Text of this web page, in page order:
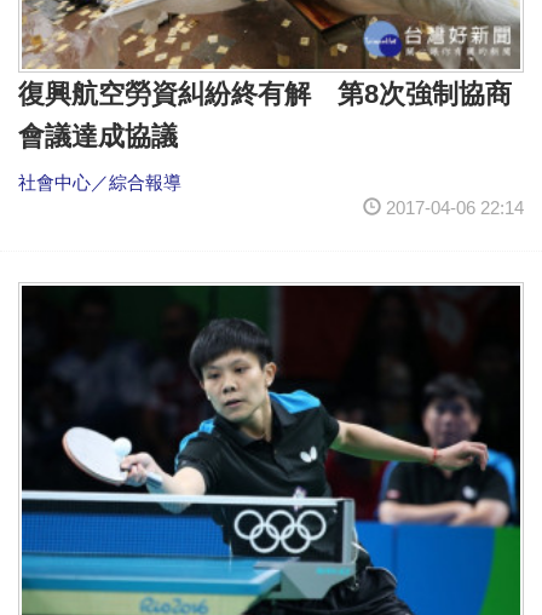
復興航空勞資糾紛終有解 第8次強制協商
會議達成協議
社會中心／綜合報導
2017-04-06 22:14